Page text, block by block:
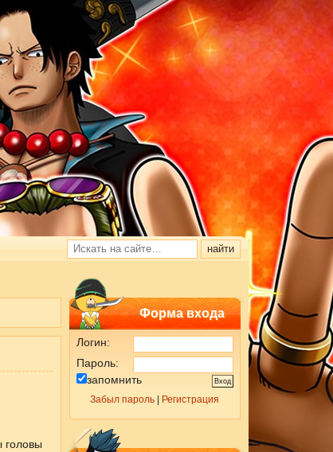
Форма входа
Логин:
Пароль:
запомнить
Забыл пароль Регистрация